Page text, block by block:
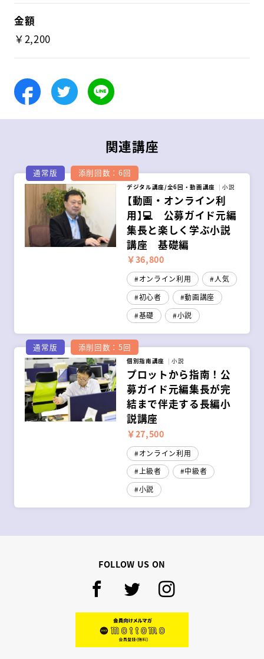
金額
￥2,200
Facebook
TwitterLINE
関連講座
通常版 添削回数：6回
デジタル講座/全6回・動画講座 小説
【動画・オンライン利
用】💻 公募ガイド元編
集長と楽しく学ぶ小説
講座 基礎編
￥36,800
オンライン利用
人気
初心者
動画講座
基礎
小説
通常版 添削回数：5回
個別指南講座 小説
プロットから指南！公
募ガイド元編集長が完
結まで伴走する長編小
説講座
￥27,500
オンライン利用
上級者
中級者
小説
FOLLOW US ON
Facebook
TwitterInstagram